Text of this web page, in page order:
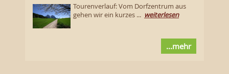
Tourenverlauf: Vom Dorfzentrum aus
gehen wir ein kurzes ... weiterlesen
...mehr